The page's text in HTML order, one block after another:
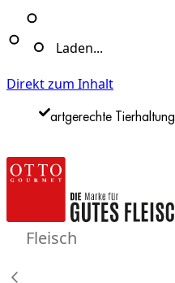
Laden...
Direkt zum Inhalt
artgerechte Tierhaltung
Fleisch